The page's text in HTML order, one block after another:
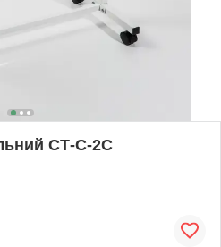
СТ-С-2С